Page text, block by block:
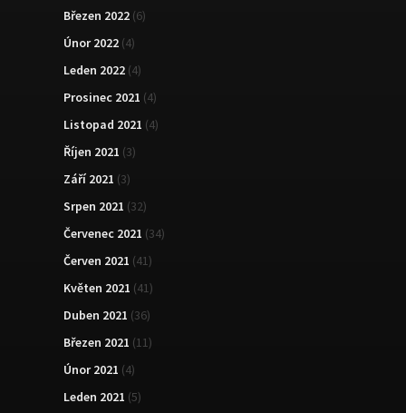
Březen 2022 (6)
Únor 2022 (4)
Leden 2022 (4)
Prosinec 2021 (4)
Listopad 2021 (4)
Říjen 2021 (3)
Září 2021 (3)
Srpen 2021 (32)
Červenec 2021 (34)
Červen 2021 (41)
Květen 2021 (41)
Duben 2021 (36)
Březen 2021 (11)
Únor 2021 (4)
Leden 2021 (5)